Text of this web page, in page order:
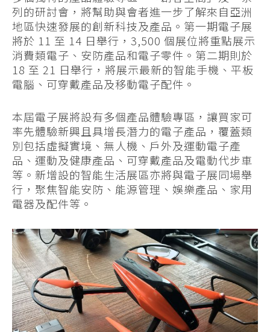
列的研討會，將幫助與會者進一步了解來自亞洲
地區快速發展的創新科技及產品。第一期電子展
將於 11 至 14 日舉行，3,500 個展位將重點展示
消費類電子、安防產品和電子零件。第二期則於
18 至 21 日舉行，將展示最新的智能手機、平板
電腦、可穿戴產品及移動電子配件。
本屆電子展將設有多個產品體驗專區，讓買家可
率先體驗新興且具增長潛力的電子產品，覆蓋類
別包括虛擬實境、無人機、戶外及運動電子產
品、運動及健康產品、可穿戴產品及電動代步車
等。新增設的智能生活展區亦將與電子展同場舉
行，聚焦智能安防、能源管理、娛樂產品、家用
電器及配件等。